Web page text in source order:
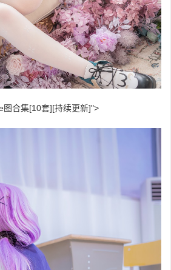
合集[10套][持续更新]">